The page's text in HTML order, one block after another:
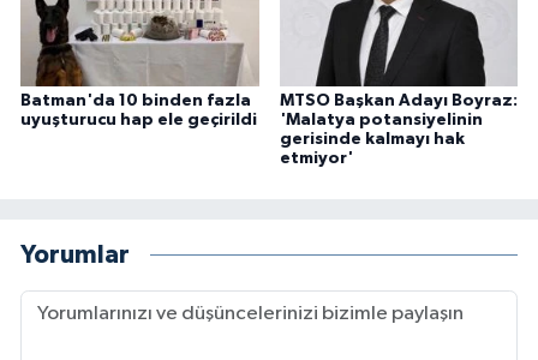
Batman'da 10 binden fazla
uyuşturucu hap ele geçirildi
MTSO Başkan Adayı Boyraz:
'Malatya potansiyelinin
gerisinde kalmayı hak
etmiyor'
Yorumlar